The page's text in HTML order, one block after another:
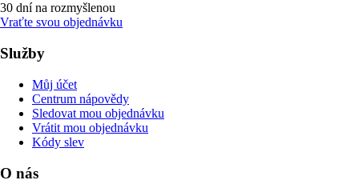
30 dní na rozmyšlenou
Vraťte svou objednávku
Služby
Můj účet
Centrum nápovědy
Sledovat mou objednávku
Vrátit mou objednávku
Kódy slev
O nás